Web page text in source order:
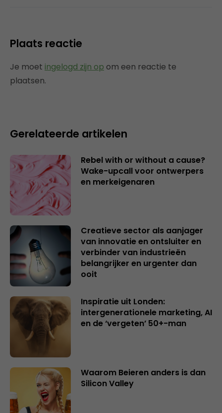
Plaats reactie
Je moet ingelogd zijn op om een reactie te
plaatsen.
Gerelateerde artikelen
Rebel with or without a cause?
Wake-upcall voor ontwerpers
en merkeigenaren
Creatieve sector als aanjager
van innovatie en ontsluiter en
verbinder van industrieën
belangrijker en urgenter dan
ooit
Inspiratie uit Londen:
intergenerationele marketing, AI
en de ‘vergeten’ 50+-man
Waarom Beieren anders is dan
Silicon Valley